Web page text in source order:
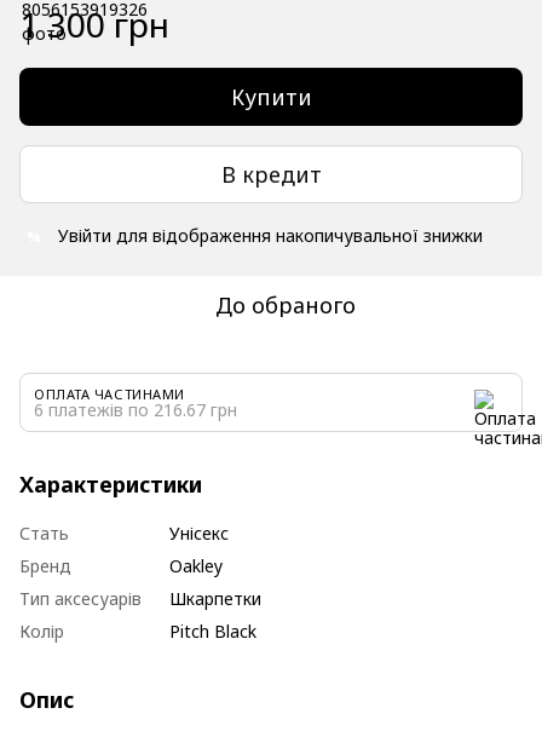
1 300 грн
Купити
В кредит
Увійти для відображення накопичувальної знижки
До обраного
ОПЛАТА ЧАСТИНАМИ
6 платежів по 216.67 грн
Характеристики
Стать
Унісекс
Бренд
Oakley
Тип аксесуарів
Шкарпетки
Колір
Pitch Black
Опис